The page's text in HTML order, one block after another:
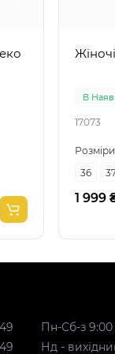
В
17073
Розміри
36
1 999
Пн-Сб-з 9:00
Нд -